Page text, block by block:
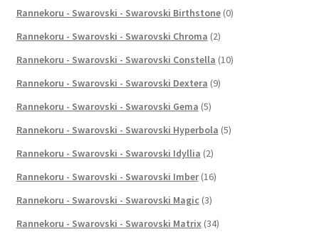
Rannekoru - Swarovski - Swarovski Birthstone (0)
Rannekoru - Swarovski - Swarovski Chroma (2)
Rannekoru - Swarovski - Swarovski Constella (10)
Rannekoru - Swarovski - Swarovski Dextera (9)
Rannekoru - Swarovski - Swarovski Gema (5)
Rannekoru - Swarovski - Swarovski Hyperbola (5)
Rannekoru - Swarovski - Swarovski Idyllia (2)
Rannekoru - Swarovski - Swarovski Imber (16)
Rannekoru - Swarovski - Swarovski Magic (3)
Rannekoru - Swarovski - Swarovski Matrix (34)